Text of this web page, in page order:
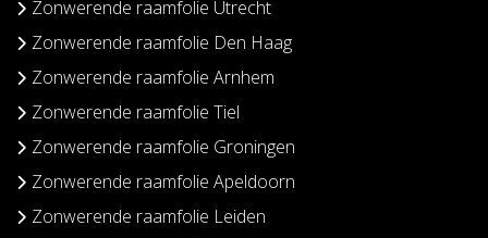
Zonwerende raamfolie Utrecht
Zonwerende raamfolie Den Haag
Zonwerende raamfolie Arnhem
Zonwerende raamfolie Tiel
Zonwerende raamfolie Groningen
Zonwerende raamfolie Apeldoorn
Zonwerende raamfolie Leiden